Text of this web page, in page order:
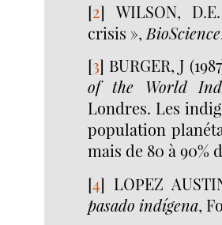
[2]WILSON,
crisis », BioScience
[3] BURGER, J
of the World
Londres. Les
population
mais de 80 à 90%
[4] LOPEZ
pasado indígena,